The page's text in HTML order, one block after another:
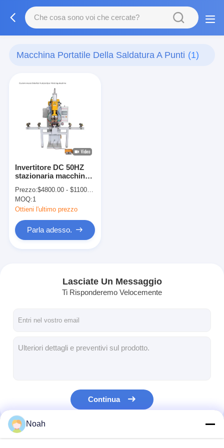
Macchina Portatile Della Saldatura A Punti (1)
Invertitore DC 50HZ
stazionaria macchina
acciaio inossidabile
Prezzo:$4800.00 - $11000.00
MOQ:1
Ottieni l'ultimo prezzo
Parla adesso.
Lasciate Un Messaggio
Ti Risponderemo Velocemente
Continua
Le Nostre Categorie
Noah